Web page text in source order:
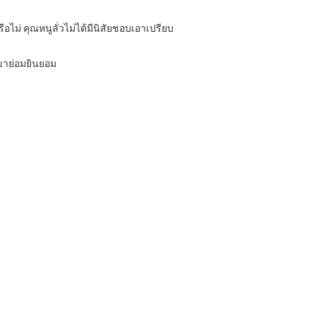
อไม่ คุณหนูลั่วไม่ได้มีนิสัยชอบเอาเปรียบ
ย่อมยินยอม